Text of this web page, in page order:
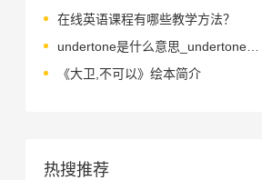
在线英语课程有哪些教学方法？
undertone是什么意思_undertone怎么读_音标ˈʌndəˌtəʊn
《大卫,不可以》绘本简介
热搜推荐